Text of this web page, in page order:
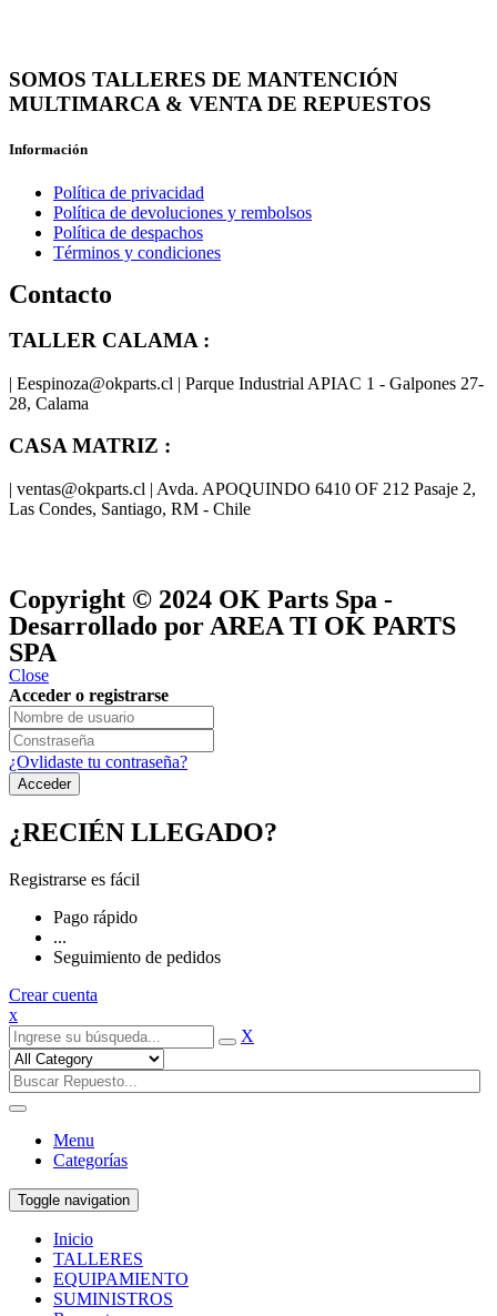
SOMOS TALLERES DE MANTENCIÓN
MULTIMARCA & VENTA DE REPUESTOS
Información
Política de privacidad
Política de devoluciones y rembolsos
Política de despachos
Términos y condiciones
Contacto
TALLER CALAMA :
| Eespinoza@okparts.cl | Parque Industrial APIAC 1 - Galpones 27-
28, Calama
CASA MATRIZ :
| ventas@okparts.cl | Avda. APOQUINDO 6410 OF 212 Pasaje 2,
Las Condes, Santiago, RM - Chile
Copyright © 2024 OK Parts Spa -
Desarrollado por AREA TI OK PARTS
SPA
Close
Acceder o registrarse
¿Ovlidaste tu contraseña?
¿RECIÉN LLEGADO?
Registrarse es fácil
Pago rápido
...
Seguimiento de pedidos
Crear cuenta
x
X
Menu
Categorías
Toggle navigation
Inicio
TALLERES
EQUIPAMIENTO
SUMINISTROS